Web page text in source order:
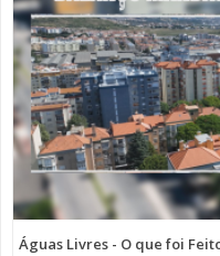
Águas Livres - O que foi